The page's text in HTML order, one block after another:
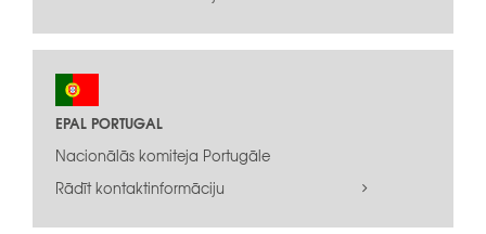
EPAL PORTUGAL
Nacionālās komiteja Portugāle
Rādīt kontaktinformāciju